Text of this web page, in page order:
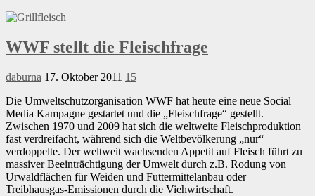
WWF stellt die Fleischfrage
daburna 17. Oktober 2011 15
Die Umweltschutzorganisation WWF hat heute eine neue Social
Media Kampagne gestartet und die „Fleischfrage“ gestellt.
Zwischen 1970 und 2009 hat sich die weltweite Fleischproduktion
fast verdreifacht, während sich die Weltbevölkerung „nur“
verdoppelte. Der weltweit wachsenden Appetit auf Fleisch führt zu
massiver Beeinträchtigung der Umwelt durch z.B. Rodung von
Urwaldflächen für Weiden und Futtermittelanbau oder
Treibhausgas-Emissionen durch die Viehwirtschaft.